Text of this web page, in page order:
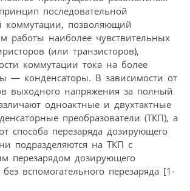
последовательной
коммутации, позволяющий
работы наиболее чувствительных
(или транзисторов),
коммутации тока на более
— конденсаторы. В зависимости от
выходного напряжения за полный
одноактные и двухтактные
преобразователи (ТКП), а
способа перезаряда дозирующего
подразделяются на ТКП с
перезарядом дозирующего
вспомогательного перезаряда [1-